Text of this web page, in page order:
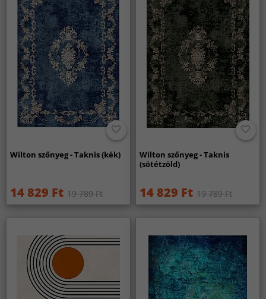
Wilton szőnyeg - Taknis (kék)
14 829 Ft 19 789 Ft
Wilton szőnyeg - Taknis
(sötétzöld)
14 829 Ft 19 789 Ft